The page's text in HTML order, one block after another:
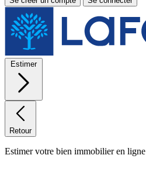
Estimer
Retour
Estimer votre bien immobilier en ligne